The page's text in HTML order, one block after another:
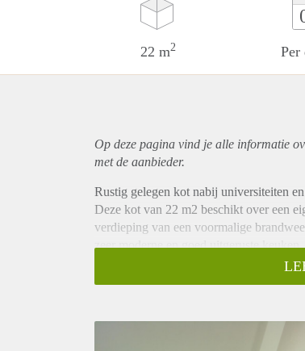
22 m2 Per
Op deze pagina vind je alle informatie
met de aanbieder.
Rustig gelegen kot nabij universiteiten
Deze kot van 22 m2 beschikt over een
verdieping van een voormalige
zeer moderne en goed uitgeruste